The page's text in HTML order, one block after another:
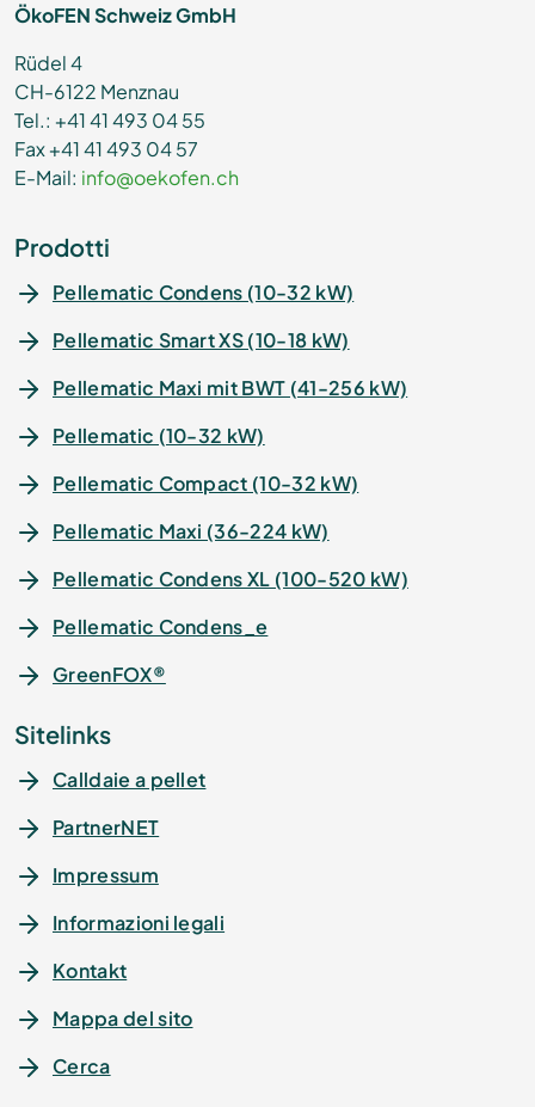
ÖkoFEN Schweiz GmbH
Rüdel 4
CH-6122 Menznau
Tel.: +41 41 493 04 55
Fax +41 41 493 04 57
E-Mail: info@oekofen.ch
Prodotti
Pellematic Condens (10-32 kW)
Pellematic Smart XS (10-18 kW)
Pellematic Maxi mit BWT (41-256 kW)
Pellematic (10-32 kW)
Pellematic Compact (10-32 kW)
Pellematic Maxi (36-224 kW)
Pellematic Condens XL (100-520 kW)
Pellematic Condens_e
GreenFOX®
Sitelinks
Calldaie a pellet
PartnerNET
Impressum
Informazioni legali
Kontakt
Mappa del sito
Cerca